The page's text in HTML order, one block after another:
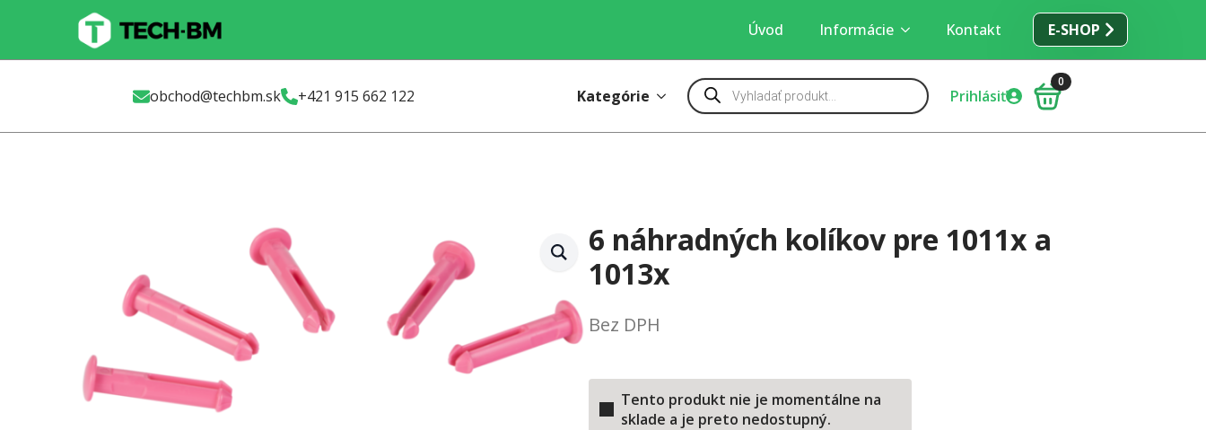
main
Úvod Informácie Kontakt E-SHOP
obchod@techbm.sk +421 915 662 122 Kategórie
Products
search Prihlásiť
0
6 náhradných kolíkov pre 1011x a
1013x
Bez DPH
Tento produkt nie je momentálne na
sklade a je preto nedostupný.